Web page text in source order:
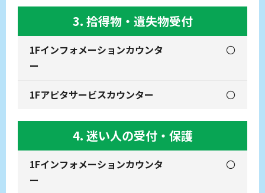
3. 拾得物・遺失物受付
〇
〇
4. 迷い人の受付・保護
〇